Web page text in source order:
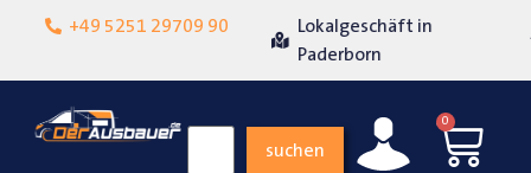
+49 5251 29709 90
Lokalgeschäft in
Über 15 Jahre Erfahrung
suchen
0